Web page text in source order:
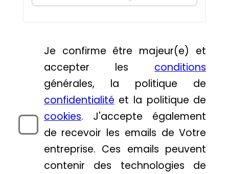
Je confirme être majeur(e) et
accepter les conditions
générales, la politique de
confidentialité et la politique de
cookies. J'accepte également
de recevoir les emails de Votre
entreprise. Ces emails peuvent
contenir des technologies de